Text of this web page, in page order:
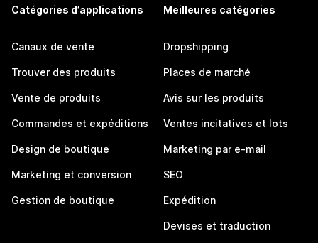
Catégories d’applications
Canaux de vente
Trouver des produits
Vente de produits
Commandes et expéditions
Design de boutique
Marketing et conversion
Gestion de boutique
Meilleures catégories
Dropshipping
Places de marché
Avis sur les produits
Ventes incitatives et lots
Marketing par e-mail
SEO
Expédition
Devises et traduction